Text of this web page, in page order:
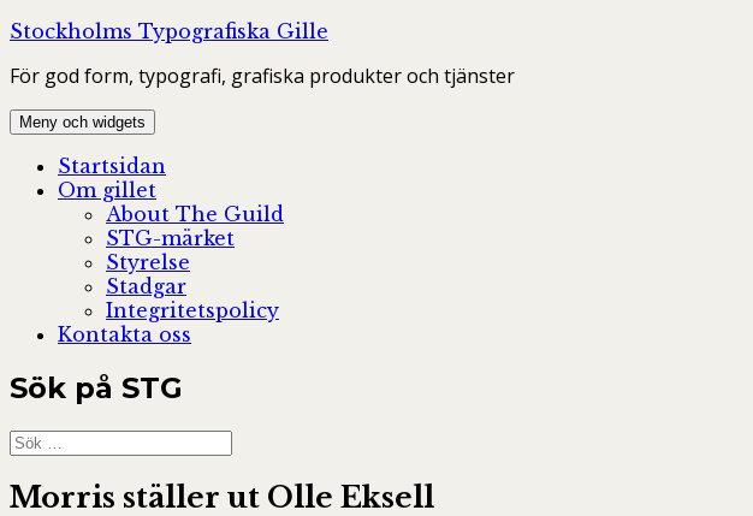
Hoppa
innehåll
Stockholms Typografiska Gille
För god form, typografi, grafiska produkter och tjänster
Meny och widgets
Startsidan
Om gillet
About The Guild
STG-märket
Styrelse
Stadgar
Integritetspolicy
Kontakta oss
Sök på STG
Sök
efter:
Morris ställer ut Olle Eksell